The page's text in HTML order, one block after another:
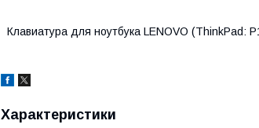
Клавиатура для ноутбука LENOVO (ThinkPad:
Характеристики